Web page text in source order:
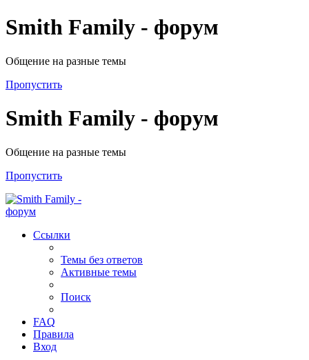
Smith Family - форум
Общение на разные темы
Пропустить
Smith Family - форум
Общение на разные темы
Пропустить
Ссылки
Темы без ответов
Активные темы
Поиск
FAQ
Правила
Вход